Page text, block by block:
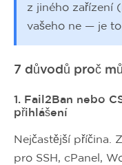
z jiného zařízení
vašeho ne — je
7 důvodů proč
1. Fail2Ban nebo
přihlášení
Nejčastější příčina.
pro SSH, cPanel,